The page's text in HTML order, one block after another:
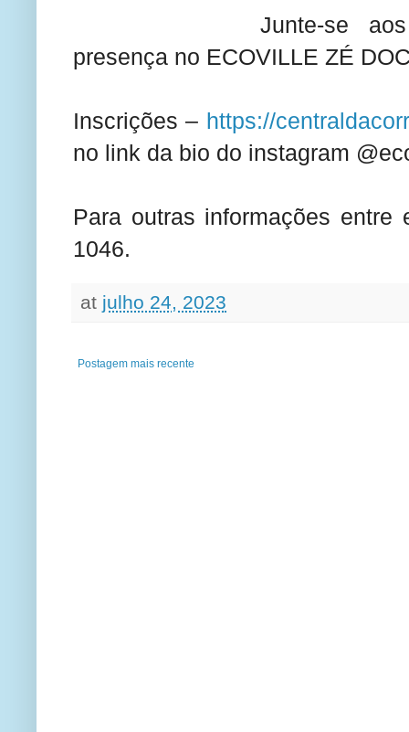
Junte-se
presença no ECOVILLE ZÉ
Inscrições – https://
no link da bio do instagram
Para outras informações
1046.
at julho 24, 2023
Postagem mais recente